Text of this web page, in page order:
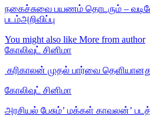
நகைச்சுவை பயணம் தொடரும் –
படம்அறிவிப்பு
You might also like More from author
கோலிவுட் சினிமா
கரிகாலன் முதல் பார்வை
கோலிவுட் சினிமா
அரசியல் பேசும்’ மக்கள் காவலன்’